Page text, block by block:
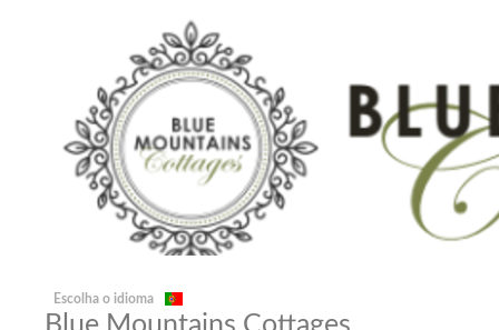
Escolha o idioma